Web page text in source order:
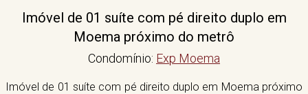
Imóvel de 01 suíte com pé direito duplo em
Moema próximo do metrô
Condomínio: Exp Moema
Imóvel de 01 suíte com pé direito duplo em Moema próximo